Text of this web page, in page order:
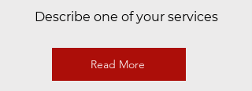
Describe one of your services
Read More